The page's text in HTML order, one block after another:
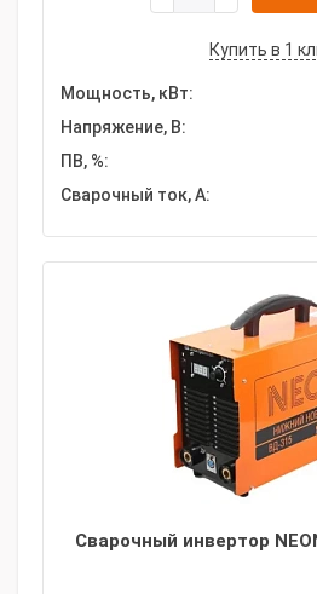
Купить в 1
Мощность, кВт:
Напряжение, В:
ПВ, %:
Сварочный ток, А:
Сварочный инвертор